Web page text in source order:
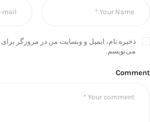
ذخیره نام، ایمیل و وبسایت من در مرورگر برای
می‌نویسم.
Comment